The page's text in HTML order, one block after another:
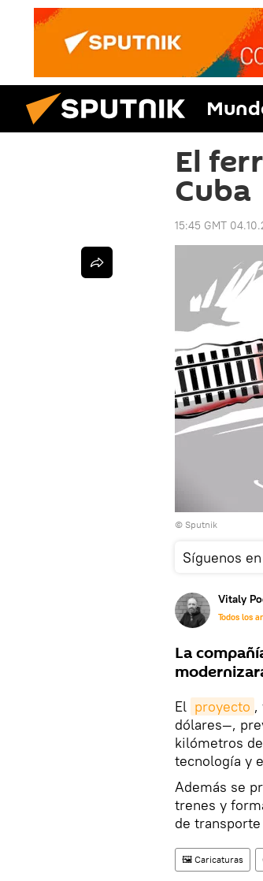
El
Cuba
15:45 GMT
© Sputnik
Síguenos en
Vitaly
Todos los
La
El proyecto ,
dólares—,
kilómetros
tecnología y
Además se
trenes y
de
🖼️ Caricaturas